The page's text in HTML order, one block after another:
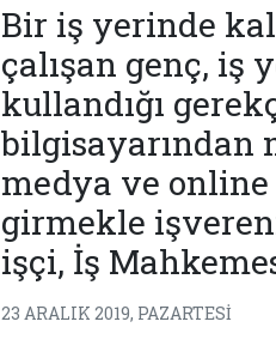
Bir iş yerinde
çalışan genç, iş
kullandığı
bilgisayarından
medya ve
girmekle
işçi, İş
23 ARALIK 2019, PAZARTESI